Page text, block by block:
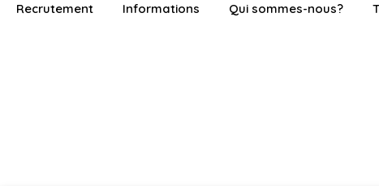
Recrutement Informations Qui sommes-nous?